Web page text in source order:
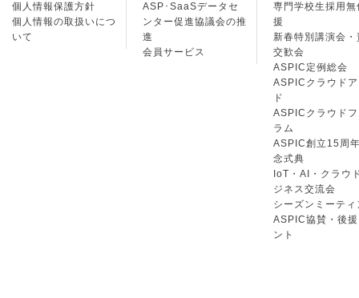
個人情報保護方針
個人情報の取扱いにつ
いて
ASP･SaaSデータセ
ンター促進協議会の推
進
会員サービス
専門学校生採用無
援
新春特別講演会・
交歓会
ASPIC定例総会
ASPICクラウド
ド
ASPICクラウド
ラム
ASPIC創立15周
念式典
IoT・AI・クラウ
ジネス交流会
シーズンミーティ
ASPIC協賛・後
ント